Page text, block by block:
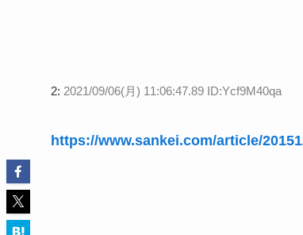
2: 2021/09/06(月) 11:06:47.89 ID:Ycf9M40qa
https://www.sankei.com/article/